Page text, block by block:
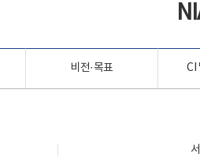
비전·목표 CI